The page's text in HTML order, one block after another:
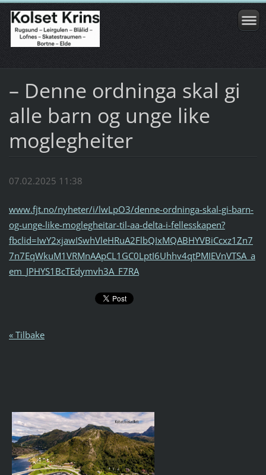
– Denne ordninga skal gi
alle barn og unge like
moglegheiter
07.02.2025 11:38
www.fjt.no/nyheter/i/lwLpO3/denne-ordninga-skal-gi-barn-
og-unge-like-moglegheitar-til-aa-delta-i-fellesskapen?
fbclid=IwY2xjawISwhVleHRuA2FlbQIxMQABHYVBiCcxz1Zn7
7n7EqWkuM1VRMnAApCL1GC0LptI6Uhhv4qtPMIEVnVTSA_a
em_JPHYS1BcTEdymvh3A_F7RA
« Tilbake